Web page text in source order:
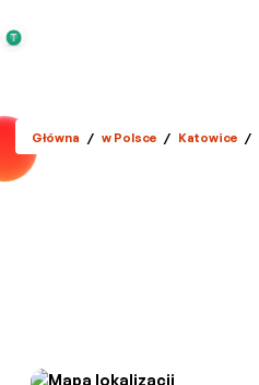
Główna / w Polsce / Katowice /